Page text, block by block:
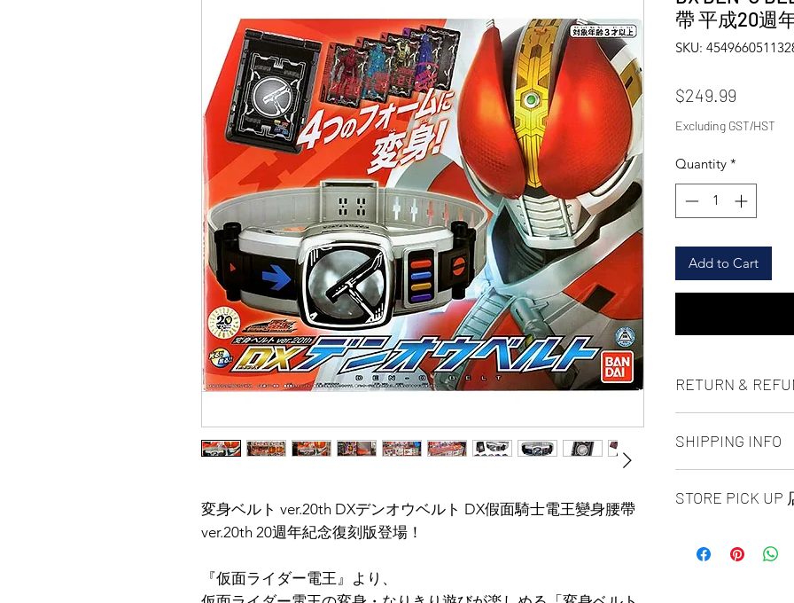
変身ベルト ver.20th DXデンオウベルト DX假面騎士電王變身腰帶
ver.20th 20週年紀念復刻版登場！
『仮面ライダー電王』より、
帶 平成20週
SKU:
$249.99
Excluding GST/HST
Quantity *
Add to Cart
RETURN &
NO REFUND OR
SHIPPING INFO
days ）
If you want select
STORE PICK UP
available, same